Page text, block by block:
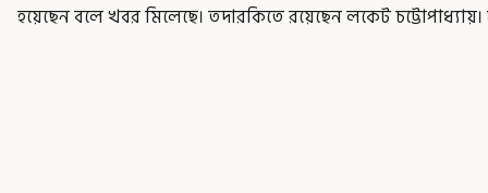
হয়েছেন বলে খবর মিলেছে। তদারকিতে রয়েছেন লকেট